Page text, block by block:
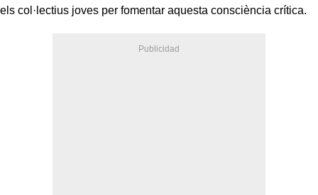
els col·lectius joves per fomentar aquesta consciència crítica.